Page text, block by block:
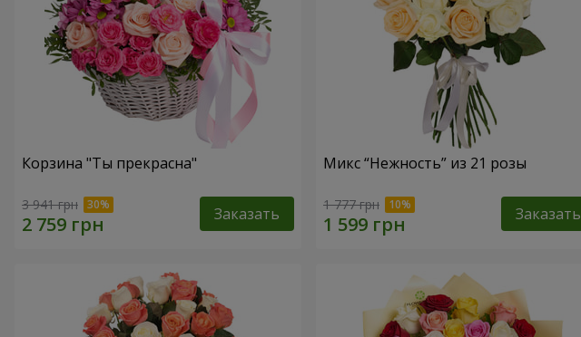
Корзина "Ты прекрасна"
3 941 грн Заказать
Микс “Нежность” из 21 розы
1 777 грн Заказать